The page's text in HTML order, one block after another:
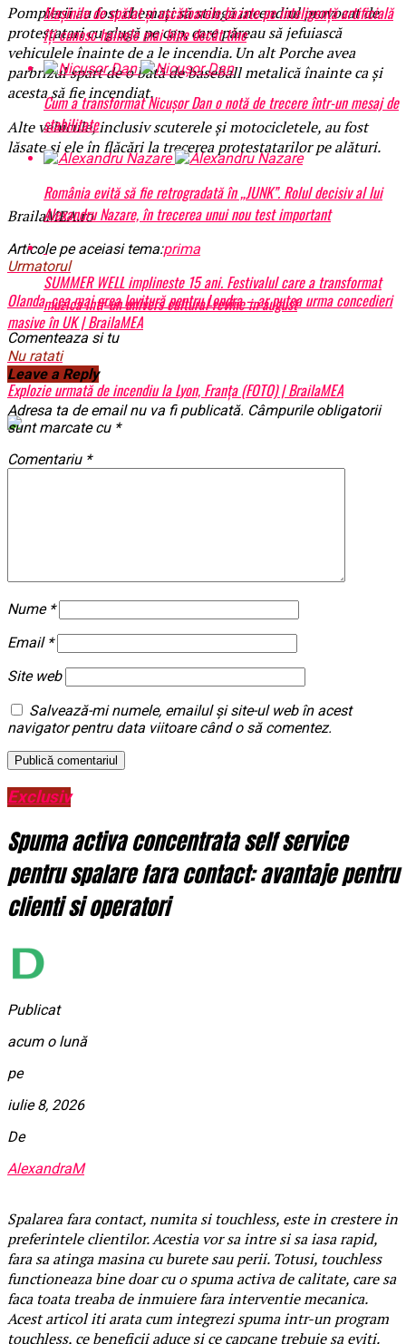
Pompierii au fost chemați să stingă incendiul provocat de
protestatari cu glugă pe cap, care păreau să jefuiască
vehiculele înainte de a le incendia. Un alt Porche avea
parbrizul spart de o bâtă de baseball metalică înainte ca și
acesta să fie incendiat.
​Alte vehicule, inclusiv scuterele și motocicletele, au fost
lăsate şi ele în flăcări la trecerea protestatarilor pe alături.
BrailaMEA.ro
Articole pe aceiasi tema:prima
Urmatorul
Olanda, cea mai grea lovitură pentru Londra – ar putea urma concedieri
masive în UK | BrailaMEA
Nu ratati
Explozie urmată de incendiu la Lyon, Franţa (FOTO) | BrailaMEA
Mașinile de spălat și uscătoarele bazate pe inteligență artificială
îți cunosc hainele mai bine decât tine
Cum a transformat Nicușor Dan o notă de trecere într-un mesaj de
stabilitate
România evită să fie retrogradată în „JUNK”. Rolul decisiv al lui
Alexandru Nazare, în trecerea unui nou test important
SUMMER WELL implineste 15 ani. Festivalul care a transformat
muzica intr-un univers cultural revine in august
Comenteaza si tu
Leave a Reply
Adresa ta de email nu va fi publicată. Câmpurile obligatorii
sunt marcate cu *
Comentariu *
Nume *
Email *
Site web
Salvează-mi numele, emailul și site-ul web în acest
navigator pentru data viitoare când o să comentez.
Exclusiv
Spuma activa concentrata self service
pentru spalare fara contact: avantaje pentru
clienti si operatori
Publicat
acum o lună
pe
iulie 8, 2026
De
AlexandraM
Spalarea fara contact, numita si touchless, este in crestere in
preferintele clientilor. Acestia vor sa intre si sa iasa rapid,
fara sa atinga masina cu burete sau perii. Totusi, touchless
functioneaza bine doar cu o spuma activa de calitate, care sa
faca toata treaba de inmuiere fara interventie mecanica.
Acest articol iti arata cum integrezi spuma intr-un program
touchless, ce beneficii aduce si ce capcane trebuie sa eviti.